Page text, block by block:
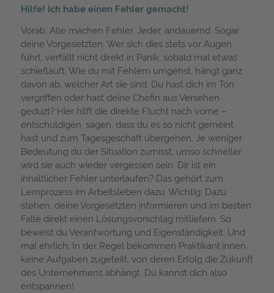
Hilfe! Ich habe einen Fehler gemacht!
Vorab: Alle machen Fehler. Jeder, andauernd. Sogar
deine Vorgesetzten. Wer sich dies stets vor Augen
führt, verfällt nicht direkt in Panik, sobald mal etwas
schiefläuft. Wie du mit Fehlern umgehst, hängt ganz
davon ab, welcher Art sie sind. Du hast dich im Ton
vergriffen oder hast deine Chefin aus Versehen
geduzt? Hier hilft die direkte Flucht nach vorne –
entschuldigen, sagen, dass du es so nicht gemeint
hast und zum Tagesgeschäft übergehen. Je weniger
Bedeutung du der Situation zumisst, umso schneller
wird sie auch wieder vergessen sein. Dir ist ein
inhaltlicher Fehler unterlaufen? Das gehört zum
Lernprozess im Arbeitsleben dazu. Wichtig: Dazu
stehen, deine Vorgesetzten informieren und im besten
Falle direkt einen Lösungsvorschlag mitliefern. So
beweist du Verantwortung und Eigenständigkeit. Und
mal ehrlich: In der Regel bekommen Praktikant:innen
keine Aufgaben zugeteilt, von deren Erfolg die Zukunft
des Unternehmens abhängt. Du kannst dich also
entspannen!